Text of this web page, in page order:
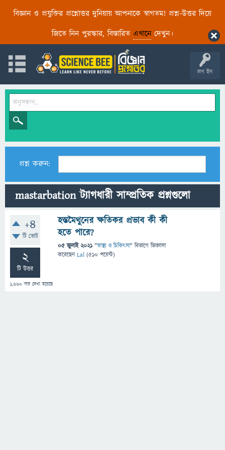
বিজ্ঞান ও প্রযুক্তির প্রশ্নোত্তর দুনিয়ায় আপনাকে স্বাগতম! প্রশ্ন-উত্তর দিয়ে
জিতে নিন পুরস্কার, বিস্তারিত এখানেদেখুন।
লগ ইন
প্রশ্ন করুন:
mastarbation ট্যাগধারী সাম্প্রতিক প্রশ্নগুলো
+4
টি ভোট
2
টি উত্তর
1,660 বার দেখা হয়েছে
হস্তমৈথুনের ক্ষতিকর প্রভাব কী কী
হতে পারে?
05 জুলাই 2021 "স্বাস্থ্য ও চিকিৎসা" বিভাগে জিজ্ঞাসা
করেছেনLal (510 পয়েন্ট)